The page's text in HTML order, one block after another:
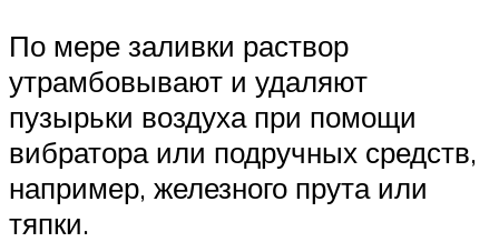
По мере заливки раствор
утрамбовывают и удаляют
пузырьки воздуха при помощи
вибратора или подручных средств,
например, железного прута или
тяпки.